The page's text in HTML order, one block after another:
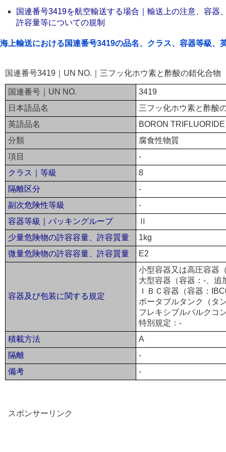
国連番号3419を航空輸送する場合｜輸送上の注意、容器
許容量等についての規制
海上輸送における国連番号3419の品名、クラス、容器等級、
国連番号3419｜UN NO.｜三フッ化ホウ素と酢酸の錯化合物
国連番号｜UN NO.
3419
日本語品名
三フッ化ホウ素と酢酸
英語品名
BORON
分類
腐食性物質
項目
-
クラス｜等級
8
隔離区分
-
副次危険性等級
-
容器等級｜パッキングループ
Ⅱ
少量危険物の許容容量、許容質量
1kg
微量危険物の許容容量、許容質量
E2
容器及び包装に関する規定
小型容器又は高圧容器
大型容器（容器：-、追
ＩＢＣ容器（容器：
ポータブルタンク（タ
フレキシブルバルクコ
特別規定：-
積載方法
A
隔離
-
備考
-
スポンサーリンク